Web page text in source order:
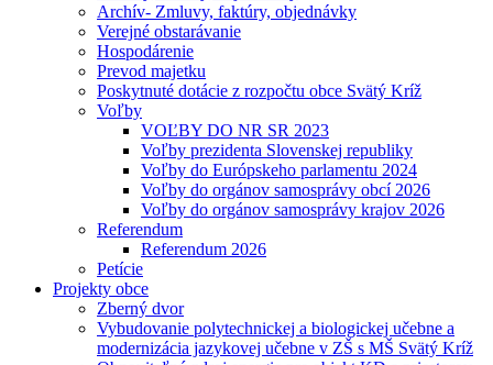
Archív- Zmluvy, faktúry, objednávky
Verejné obstarávanie
Hospodárenie
Prevod majetku
Poskytnuté dotácie z rozpočtu obce Svätý Kríž
Voľby
VOĽBY DO NR SR 2023
Voľby prezidenta Slovenskej republiky
Voľby do Európskeho parlamentu 2024
Voľby do orgánov samosprávy obcí 2026
Voľby do orgánov samosprávy krajov 2026
Referendum
Referendum 2026
Petície
Projekty obce
Zberný dvor
Vybudovanie polytechnickej a biologickej učebne a
modernizácia jazykovej učebne v ZŠ s MŠ Svätý Kríž